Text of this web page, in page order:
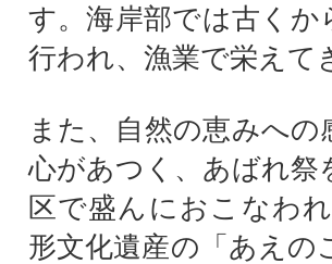
す。海岸部では古く
行われ、漁業で栄えて
また、自然の恵みへ
心があつく、あばれ祭
区で盛んにおこなわ
形文化遺産の「あえ